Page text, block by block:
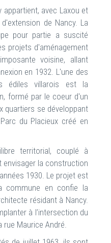
appartient, avec Laxou et
de Nancy. La
pour partie a suscité
projets d'aménagement
voisine, allant
en 1932. L'une des
édiles villarois est la
formé par le coeur d'un
quartiers se développant
du Placieux créé en
territorial, couplé à
envisager la construction
1930. Le projet est
commune en confie la
résidant à Nancy.
à l’intersection du
rue Maurice André.